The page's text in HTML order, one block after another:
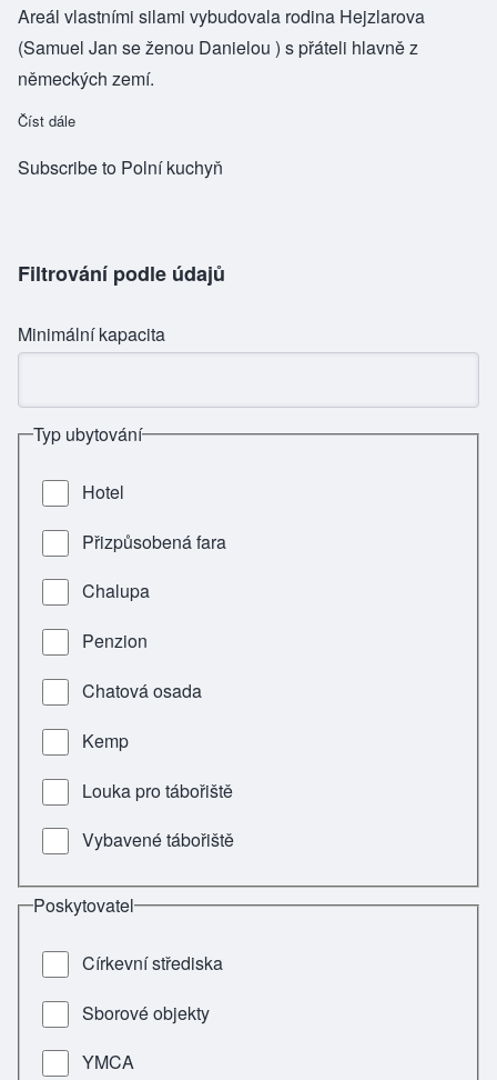
Areál vlastními silami vybudovala rodina Hejzlarova
(Samuel Jan se ženou Danielou ) s přáteli hlavně z
německých zemí.
Číst dále
Subscribe to Polní kuchyň
Filtrování podle údajů
Minimální kapacita
Typ ubytování
Hotel
Přizpůsobená fara
Chalupa
Penzion
Chatová osada
Kemp
Louka pro tábořiště
Vybavené tábořiště
Poskytovatel
Církevní střediska
Sborové objekty
YMCA